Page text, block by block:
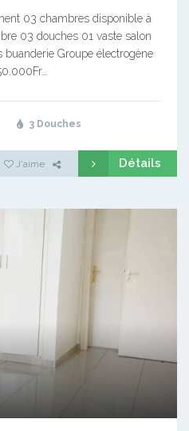
03 chambres disponible à
03 douches 01 vaste salon
Groupe électrogène
3 Douches
J'aime Détails